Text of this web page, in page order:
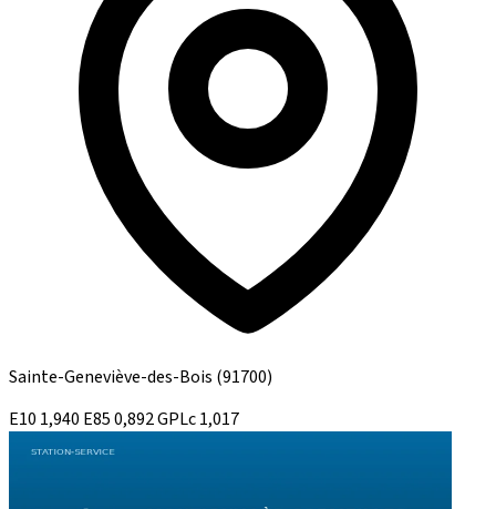
Sainte-Geneviève-des-Bois (91700)
E10 1,940 E850,892GPLc1,017